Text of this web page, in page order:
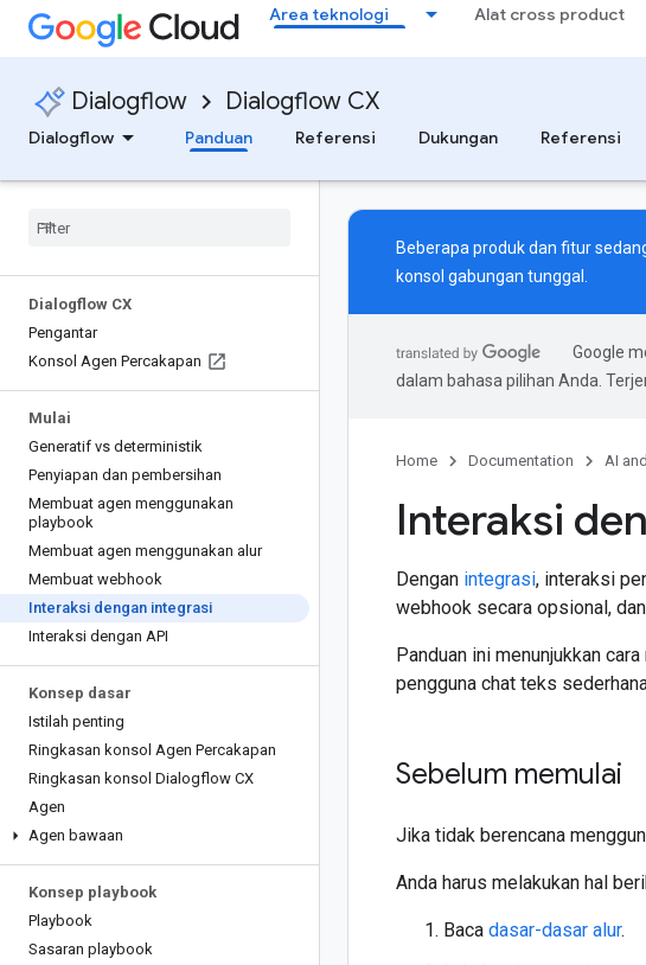
Area teknologi Alat cross product
Dialogflow Dialogflow CX
Dialogflow
Panduan Referensi Dukungan Referensi
Dialogflow CX
Pengantar
Konsol Agen Percakapan
Mulai
Generatif vs deterministik
Penyiapan dan pembersihan
Membuat agen menggunakan
playbook
Membuat agen menggunakan alur
Membuat webhook
Interaksi dengan integrasi
Interaksi dengan API
Konsep dasar
Istilah penting
Ringkasan konsol Agen Percakapan
Ringkasan konsol Dialogflow CX
Agen
Agen bawaan
Konsep playbook
Playbook
Sasaran playbook
Beberapa produk dan fitur
konsol gabungan tunggal.
Google
dalam bahasa pilihan Anda.
Home Documentation AI
Interaksi
Dengan integrasi, interaksi
webhook secara opsional,
Panduan ini menunjukkan
pengguna chat teks
Sebelum memulai
Jika tidak berencana
Anda harus melakukan hal
Baca dasar-dasar alur.